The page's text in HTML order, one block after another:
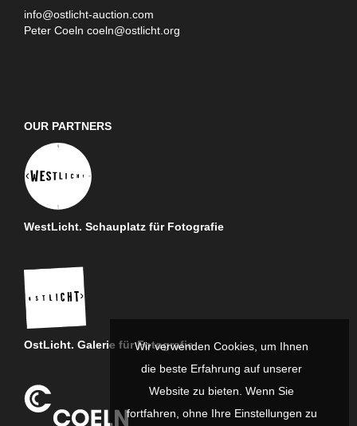
info@ostlicht-auction.com
Peter Coeln coeln@ostlicht.org
OUR PARTNERS
WestLicht. Schauplatz für Fotografie
OstLicht. Galerie für FotografieWir verwenden Cookies, um Ihnen
die beste Erfahrung auf unserer
Website zu bieten. Wenn Sie
fortfahren, ohne Ihre Einstellungen zu